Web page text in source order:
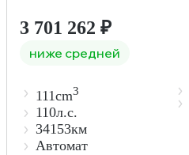
3 701 262 ₽
ниже средней
111cm3
110л.с.
34153км
Автомат